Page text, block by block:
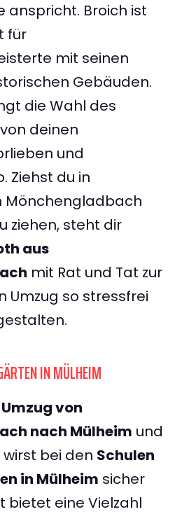
anspricht. Broich ist
für
mit seinen
Gebäuden.
die Wahl des
deinen
und
Ziehst du in
Mönchengladbach
ziehen, steht dir
aus
mit Rat und Tat zur
Umzug so stressfrei
IN MÜLHEIM
Umzug von
nach Mülheim und
wirst bei den Schulen
in Mülheim sicher
bietet eine Vielzahl